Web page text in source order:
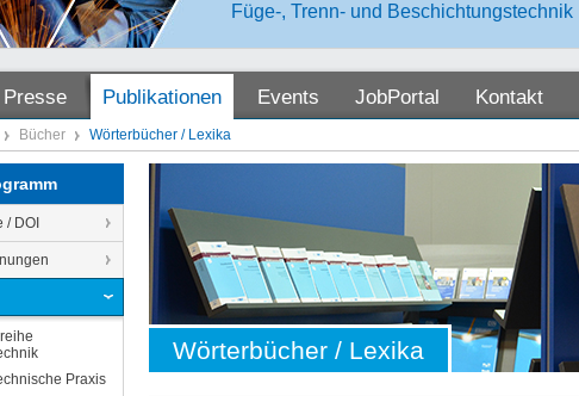
Füge-, Trenn- und Beschichtungstechnik
Presse Publikationen Events JobPortal Kontakt
Bücher Wörterbücher / Lexika
/ DOI
Praxis
Wörterbücher / Lexika